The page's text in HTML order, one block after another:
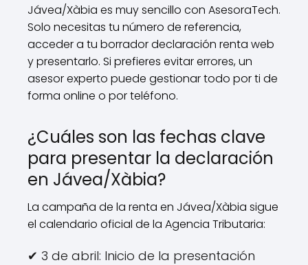
Jávea/Xàbia es muy sencillo con AsesoraTech.
Solo necesitas tu número de referencia,
acceder a tu borrador declaración renta web
y presentarlo. Si prefieres evitar errores, un
asesor experto puede gestionar todo por ti de
forma online o por teléfono.
¿Cuáles son las fechas clave
para presentar la declaración
en Jávea/Xàbia?
La campaña de la renta en Jávea/Xàbia sigue
el calendario oficial de la Agencia Tributaria:
✔ 3 de abril: Inicio de la presentación